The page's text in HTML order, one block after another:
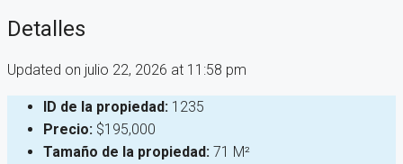
Detalles
Updated on julio 22, 2026 at 11:58 pm
ID de la propiedad: 1235
Precio: $195,000
Tamaño de la propiedad: 71 M²